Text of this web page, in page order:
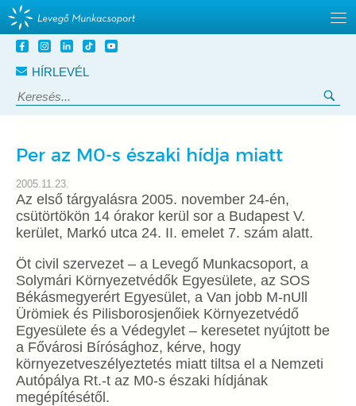
Tovább
tartalomra
HÍRLEVÉL
Keresés:
Per az M0-s északi hídja miatt
2005.11.23.
Az első tárgyalásra 2005. november 24-én,
csütörtökön 14 órakor kerül sor a Budapest V.
kerület, Markó utca 24. II. emelet 7. szám alatt.
Öt civil szervezet – a Levegő Munkacsoport, a
Solymári Környezetvédők Egyesülete, az SOS
Békásmegyerért Egyesület, a Van jobb M-nUll
Ürömiek és Pilisborosjenőiek Környezetvédő
Egyesülete és a Védegylet – keresetet nyújtott be
a Fővárosi Bírósághoz, kérve, hogy
környezetveszélyeztetés miatt tiltsa el a Nemzeti
Autópálya Rt.-t az M0-s északi hídjának
megépítésétől.